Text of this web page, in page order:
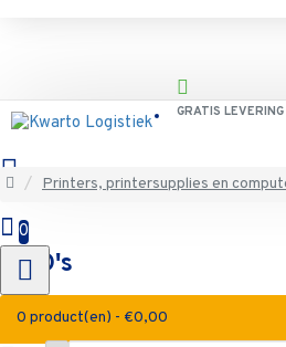
GRATIS
0
0 product(en) - €0,00
Printers, printersupplies en
CD's